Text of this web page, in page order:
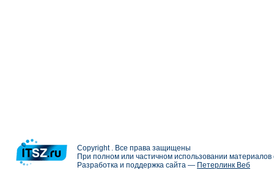
Copyright . Все права защищены
При полном или частичном использовании
Разработка и поддержка сайта — Петерлинк Веб